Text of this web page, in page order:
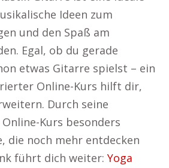
Ideen zum
und den Spaß am
Egal, ob du gerade
etwas Gitarre spielst – ein
Online-Kurs hilft dir,
Durch seine
Kurs besonders
die noch mehr entdecken
führt dich weiter: Yoga